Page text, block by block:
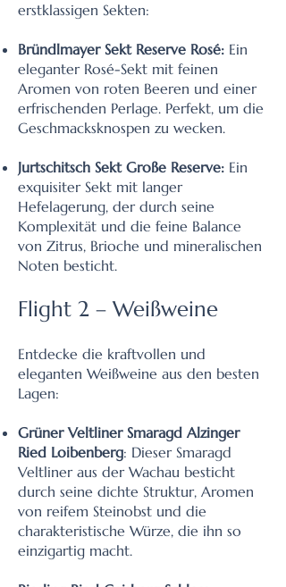
erstklassigen Sekten:
Bründlmayer Sekt Reserve Rosé: Ein
eleganter Rosé-Sekt mit feinen
Aromen von roten Beeren und einer
erfrischenden Perlage. Perfekt, um die
Geschmacksknospen zu wecken.
Jurtschitsch Sekt Große Reserve: Ein
exquisiter Sekt mit langer
Hefelagerung, der durch seine
Komplexität und die feine Balance
von Zitrus, Brioche und mineralischen
Noten besticht.
Flight 2 – Weißweine
Entdecke die kraftvollen und
eleganten Weißweine aus den besten
Lagen:
Grüner Veltliner Smaragd Alzinger
Ried Loibenberg: Dieser Smaragd
Veltliner aus der Wachau besticht
durch seine dichte Struktur, Aromen
von reifem Steinobst und die
charakteristische Würze, die ihn so
einzigartig macht.